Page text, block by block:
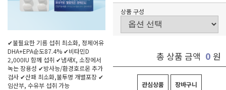
✔불필요한 기름 섭취 최소화, 정제어유
DHA+EPA순도87.4% ✔비타민D
2,000IU 함께 섭취 ✔냄새X, 소장에서
녹는 장용성 ✔방사능/환경호르몬 추가
검사 ✔산패 최소화,불투명 개별포장 ✔
임산부, 수유부 섭취 가능
상품 구성
총 상품 금액 0 원
관심상품 장바구니